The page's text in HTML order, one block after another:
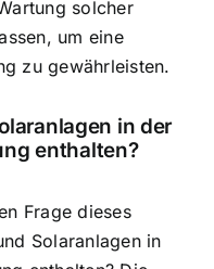
solcher
um eine
zu gewährleisten.
in der
enthalten?
Frage dieses
Solaranlagen in